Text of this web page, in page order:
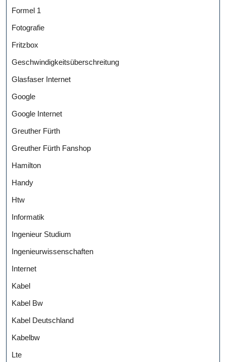
Formel 1
Fotografie
Fritzbox
Geschwindigkeitsüberschreitung
Glasfaser Internet
Google
Google Internet
Greuther Fürth
Greuther Fürth Fanshop
Hamilton
Handy
Htw
Informatik
Ingenieur Studium
Ingenieurwissenschaften
Internet
Kabel
Kabel Bw
Kabel Deutschland
Kabelbw
Lte